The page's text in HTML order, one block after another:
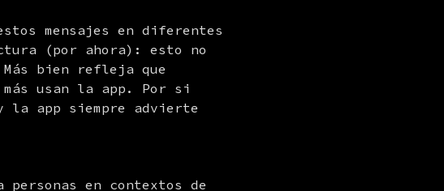
mensajes en diferentes
(por ahora): esto no
bien refleja que
usan la app. Por si
la app siempre advierte
personas en contextos de